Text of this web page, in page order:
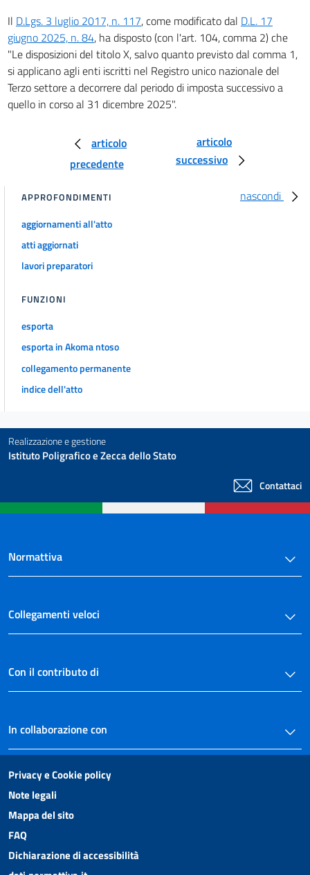
Il D.Lgs. 3 luglio 2017, n. 117, come modificato dal D.L. 17
giugno 2025, n. 84, ha disposto (con l'art. 104, comma 2) che
"Le disposizioni del titolo X, salvo quanto previsto dal comma 1,
si applicano agli enti iscritti nel Registro unico nazionale del
Terzo settore a decorrere dal periodo di imposta successivo a
quello in corso al 31 dicembre 2025".
articolo
precedente
articolo
successivo
nascondi
APPROFONDIMENTI
aggiornamenti all'atto
atti aggiornati
lavori preparatori
FUNZIONI
esporta
esporta in Akoma ntoso
collegamento permanente
indice dell'atto
Realizzazione e gestione
Istituto Poligrafico e Zecca dello Stato
Contattaci
Normattiva
Collegamenti veloci
Con il contributo di
In collaborazione con
Privacy e Cookie policy
Note legali
Mappa del sito
FAQ
Dichiarazione di accessibilità